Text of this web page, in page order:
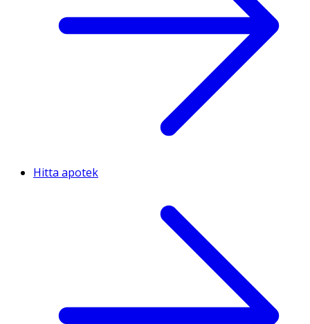
Hitta apotek